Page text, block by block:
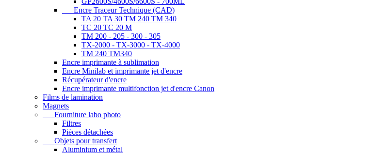
Encre Traceur Technique (CAD)
TA 20 TA 30 TM 240 TM 340
TC 20 TC 20 M
TM 200 - 205 - 300 - 305
TX-2000 - TX-3000 - TX-4000
TM 240 TM340
Encre imprimante à sublimation
Encre Minilab et imprimante jet d'encre
Récupérateur d'encre
Encre imprimante multifonction jet d'encre Canon
Films de lamination
Magnets
Fourniture labo photo
Filtres
Pièces détachées
Objets pour transfert
Aluminium et métal